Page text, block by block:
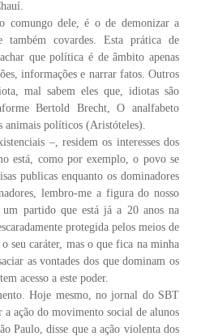
o comungo dele,é o de demonizar a
também covardes. Esta prática de
que política édeâmbito apenas
ões, informações e narrar fatos. Outros
mal sabem eles que, idiotas são
Bertold Brecht, O analfabeto
animais políticos (Aristóteles).
–, residem os interesses dos
está, como por exemplo, o povo se
publicas enquanto os dominadores
lembro-me a figura do nosso
um partido que estájá a 20 anos na
protegida pelos meios de
o seu caráter, mas o que fica na minha
as vontades dos que dominam os
acesso a este poder.
Hoje mesmo, no jornal do SBT
a ação do movimento social de alunos
ão Paulo, disse que a ação violenta dos